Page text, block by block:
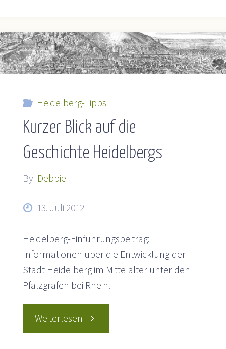
Heidelberg-Tipps
Kurzer Blick auf die
Geschichte Heidelbergs
By Debbie
13. Juli 2012
Heidelberg-Einführungsbeitrag:
Informationen über die Entwicklung der
Stadt Heidelberg im Mittelalter unter den
Pfalzgrafen bei Rhein.
Weiterlesen "Kurzer